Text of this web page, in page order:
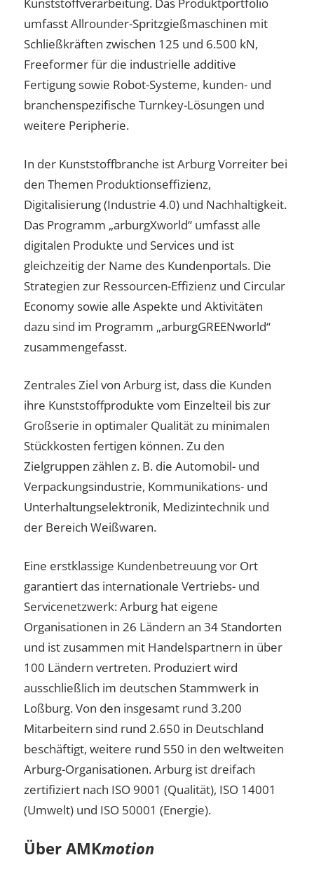
umfasst Allrounder-Spritzgießmaschinen mit
Schließkräften zwischen 125 und 6.500 kN,
Freeformer für die industrielle additive
Fertigung sowie Robot-Systeme, kunden- und
branchenspezifische Turnkey-Lösungen und
weitere Peripherie.
In der Kunststoffbranche ist Arburg Vorreiter bei
den Themen Produktionseffizienz,
Digitalisierung (Industrie 4.0) und Nachhaltigkeit.
Das Programm „arburgXworld“ umfasst alle
digitalen Produkte und Services und ist
gleichzeitig der Name des Kundenportals. Die
Strategien zur Ressourcen-Effizienz und Circular
Economy sowie alle Aspekte und Aktivitäten
dazu sind im Programm „arburgGREENworld“
zusammengefasst.
Zentrales Ziel von Arburg ist, dass die Kunden
ihre Kunststoffprodukte vom Einzelteil bis zur
Großserie in optimaler Qualität zu minimalen
Stückkosten fertigen können. Zu den
Zielgruppen zählen z. B. die Automobil- und
Verpackungsindustrie, Kommunikations- und
Unterhaltungs­elektronik, Medizintechnik und
der Bereich Weißwaren.
Eine erstklassige Kundenbetreuung vor Ort
garantiert das internationale Vertriebs- und
Servicenetzwerk: Arburg hat eigene
Organisationen in 26 Ländern an 34 Standorten
und ist zusammen mit Handelspartnern in über
100 Ländern vertreten. Produziert wird
ausschließlich im deutschen Stammwerk in
Loßburg. Von den insgesamt rund 3.200
Mitarbeitern sind rund 2.650 in Deutschland
beschäftigt, weitere rund 550 in den weltweiten
Arburg-Organisationen. Arburg ist dreifach
zertifiziert nach ISO 9001 (Qualität), ISO 14001
(Umwelt) und ISO 50001 (Energie).
Über AMKmotion